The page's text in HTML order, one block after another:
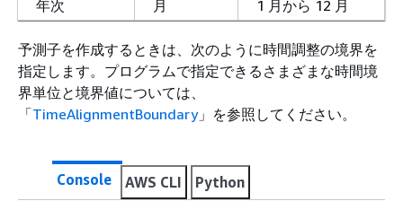
年次
月 1 月から 12 月
予測子を作成するときは、次のように時間調整の境界を
指定します。プログラムで指定できるさまざまな時間境
界単位と境界値については、
「TimeAlignmentBoundary」を参照してください。
Console AWS CLI Python